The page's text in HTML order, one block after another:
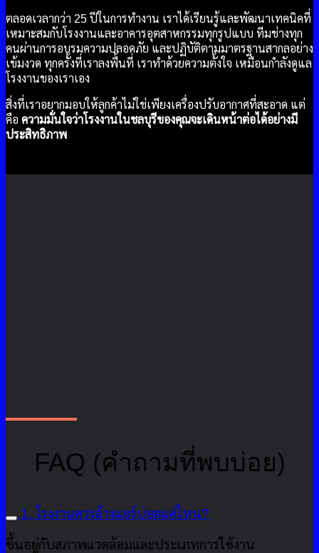
ตลอดเวลากว่า 25 ปีในการทำงาน เราได้เรียนรู้และพัฒนาเทคนิคที่
เหมาะสมกับโรงงานและอาคารอุตสาหกรรมทุกรูปแบบ ทีมช่างทุก
คนผ่านการอบรมความปลอดภัย และปฏิบัติตามมาตรฐานสากลอย่าง
เข้มงวด ทุกครั้งที่เราลงพื้นที่ เราทำด้วยความตั้งใจ เหมือนกำลังดูแล
โรงงานของเราเอง
สิ่งที่เราอยากมอบให้ลูกค้าไม่ใช่เพียงเครื่องปรับอากาศที่สะอาด แต่
คือ ความมั่นใจว่าโรงงานในชลบุรีของคุณจะเดินหน้าต่อได้อย่างมี
ประสิทธิภาพ
FAQ (คำถามที่พบบ่อย)
1. โรงงานควรล้างแอร์บ่อยแค่ไหน?
ขึ้นอยู่กับสภาพแวดล้อมและประเภทการใช้งาน